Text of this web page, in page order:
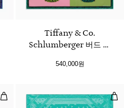
3 색상
Tiffany & Co.
Schlumberger 버드 온
시트린 옐로우 실크
540,000원
자이언트 T 리본 스카프, 티파니 블
댄